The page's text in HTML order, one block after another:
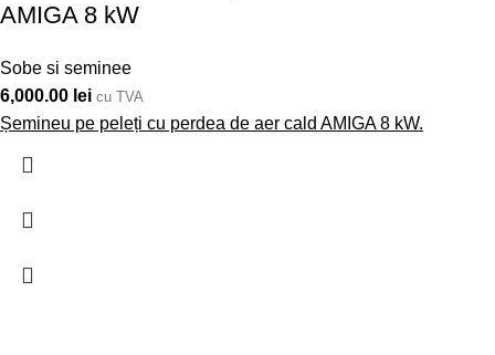
AMIGA 8 kW
Sobe si seminee
6,000.00 lei cu TVA
Șemineu pe peleți cu perdea de aer cald AMIGA 8 kW.